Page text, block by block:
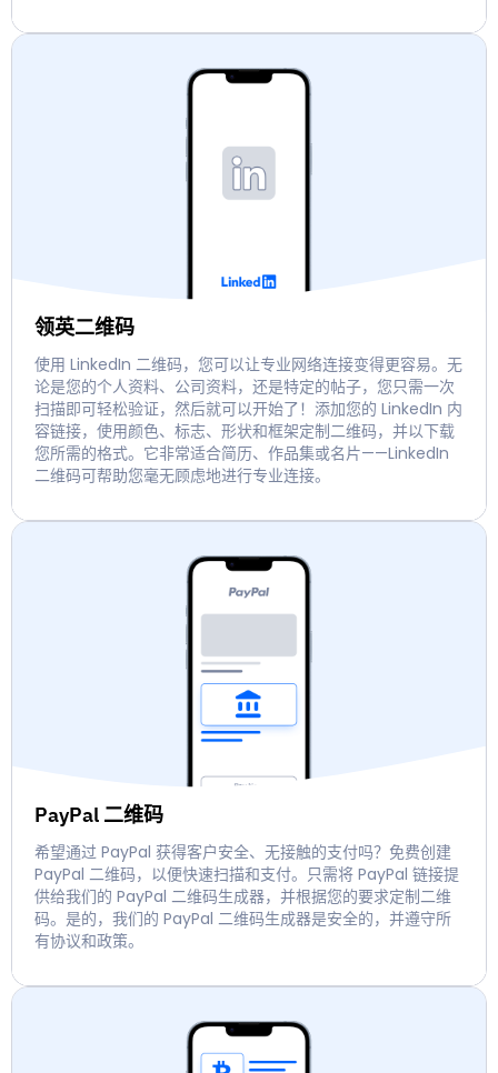
领英二维码
使用 LinkedIn 二维码，您可以让专业网络连接变得更容易。无
论是您的个人资料、公司资料，还是特定的帖子，您只需一次
扫描即可轻松验证，然后就可以开始了！添加您的 LinkedIn 内
容链接，使用颜色、标志、形状和框架定制二维码，并以下载
您所需的格式。它非常适合简历、作品集或名片——LinkedIn
二维码可帮助您毫无顾虑地进行专业连接。
PayPal 二维码
希望通过 PayPal 获得客户安全、无接触的支付吗？免费创建
PayPal 二维码，以便快速扫描和支付。只需将 PayPal 链接提
供给我们的 PayPal 二维码生成器，并根据您的要求定制二维
码。是的，我们的 PayPal 二维码生成器是安全的，并遵守所
有协议和政策。